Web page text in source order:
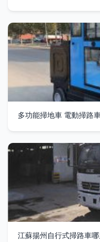
多功能掃地車 電動掃路
江蘇揚州自行式掃路車